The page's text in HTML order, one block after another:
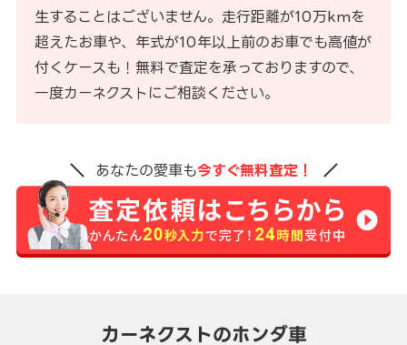
生することはございません。走行距離が10万kmを
超えたお車や、年式が10年以上前のお車でも高値が
付くケースも！無料で査定を承っておりますので、
一度カーネクストにご相談ください。
あなたの愛車も今すぐ無料査定！
カーネクストのホンダ車